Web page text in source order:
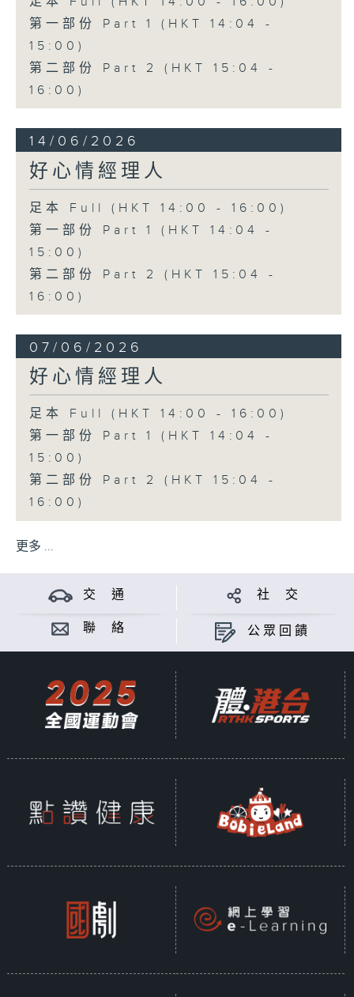
第一部份 Part 1 (HKT 14:04 -
15:00)
第二部份 Part 2 (HKT 15:04 -
16:00)
14/06/2026
好心情經理人
足本 Full (HKT 14:00 - 16:00)
第一部份 Part 1 (HKT 14:04 -
15:00)
第二部份 Part 2 (HKT 15:04 -
16:00)
07/06/2026
好心情經理人
足本 Full (HKT 14:00 - 16:00)
第一部份 Part 1 (HKT 14:04 -
15:00)
第二部份 Part 2 (HKT 15:04 -
16:00)
更多 ...
交 通 社 交
聯 絡 公眾回饋